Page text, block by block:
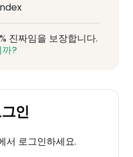
진짜임을 보장합니다.
?
인
서 로그인하세요.